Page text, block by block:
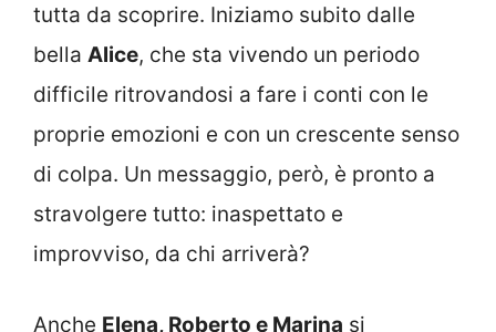
tutta da scoprire. Iniziamo subito dalle
bella Alice, che sta vivendo un periodo
difficile ritrovandosi a fare i conti con le
proprie emozioni e con un crescente senso
di colpa. Un messaggio, però, è pronto a
stravolgere tutto: inaspettato e
improvviso, da chi arriverà?
Anche Elena, Roberto e Marina si